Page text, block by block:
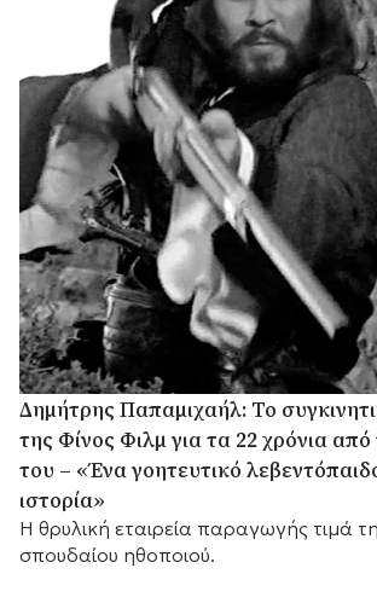
Δημήτρης Παπαμιχαήλ: Το
της Φίνος Φιλμ για τα 22 χρόνια
του – «Ένα γοητευτικό
ιστορία»
Η θρυλική εταιρεία παραγωγής τιμά
σπουδαίου ηθοποιού.